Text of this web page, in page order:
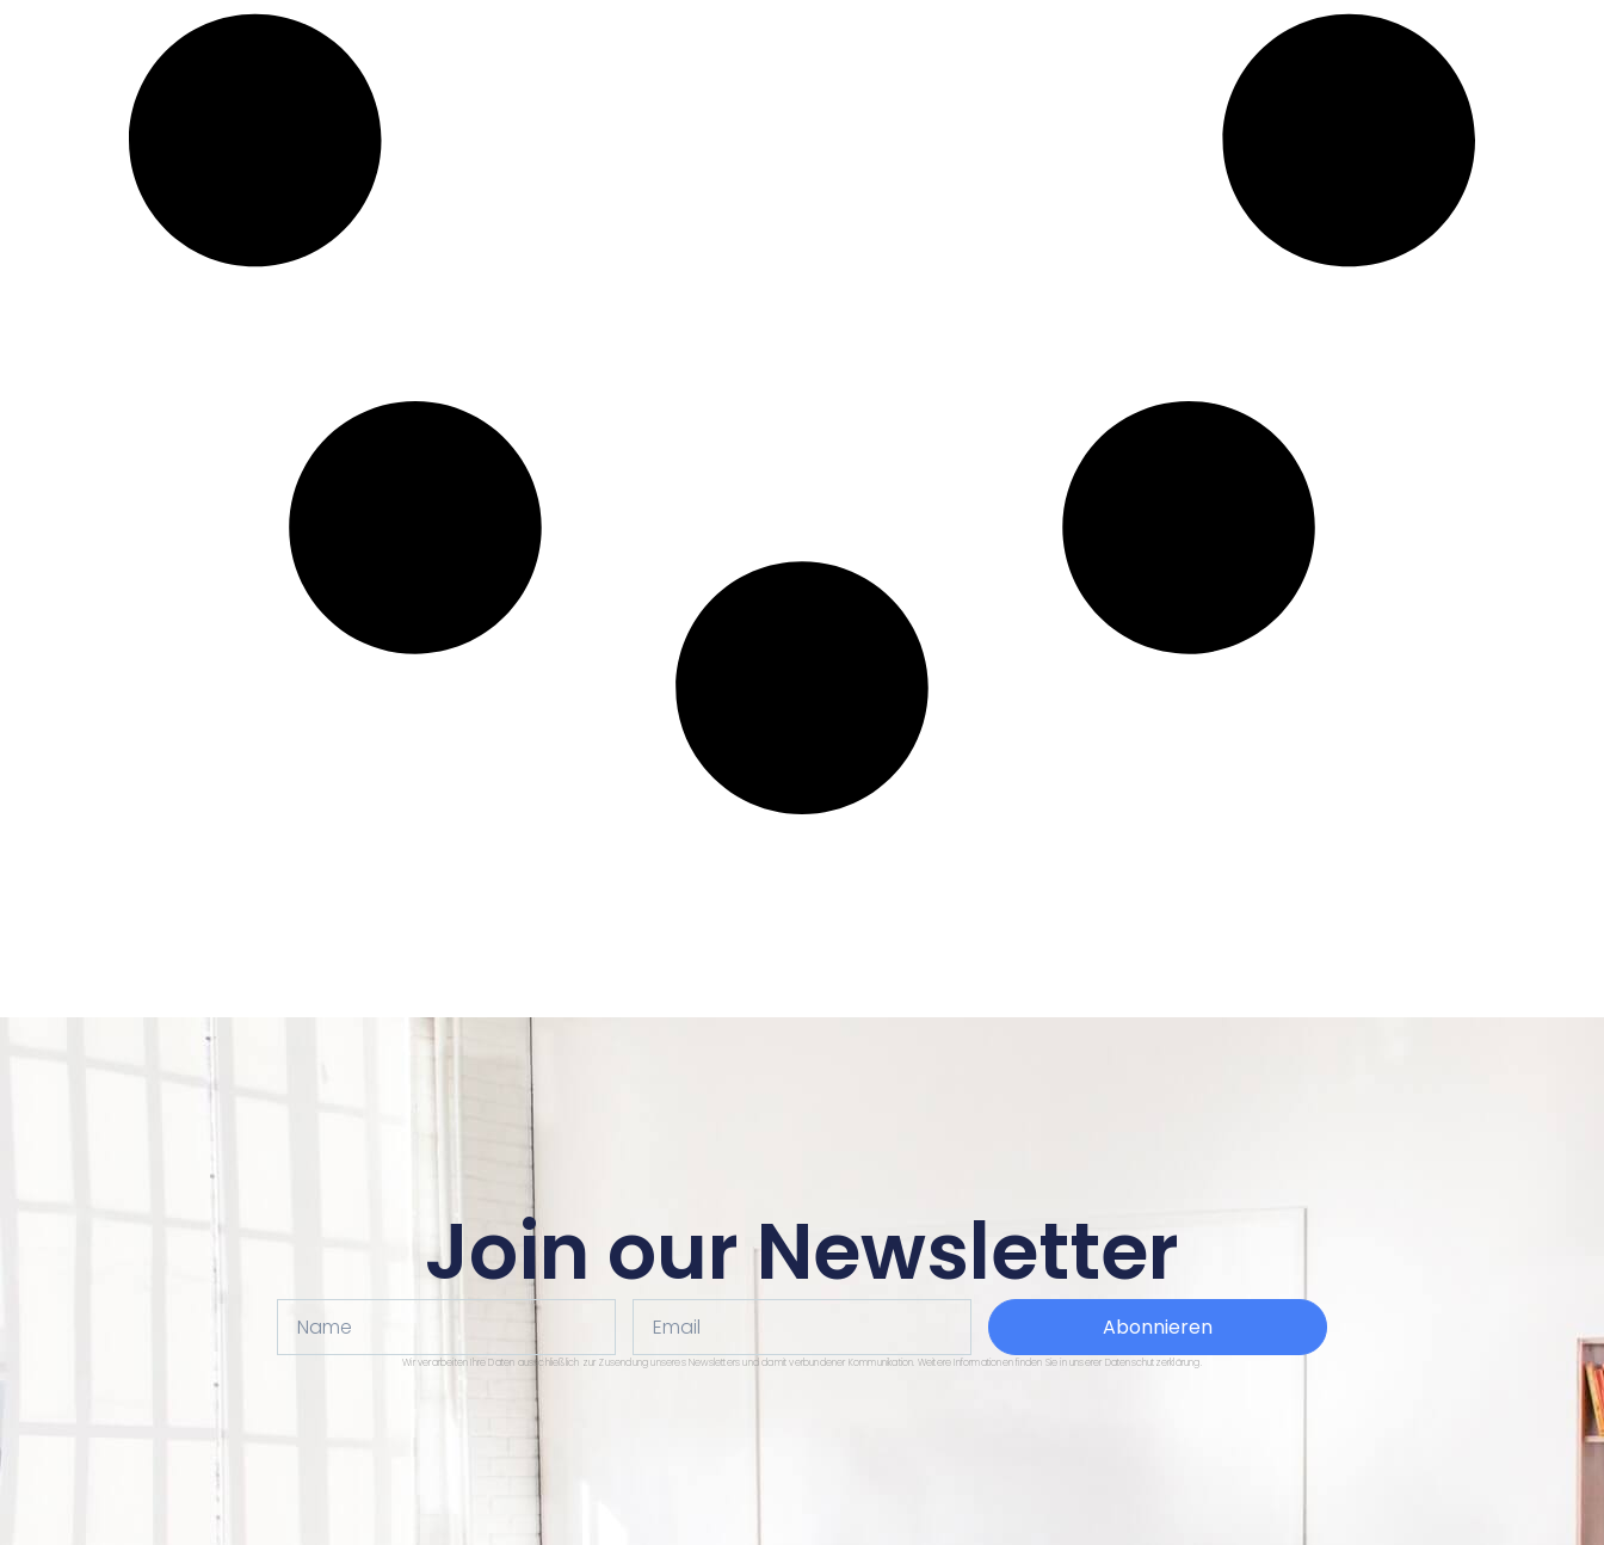
Join our Newsletter
Name Email Abonnieren
Wir verarbeiten Ihre Daten ausschließlich zur Zusendung unseres Newsletters und damit verbundener Kommunikation. Weitere Informationen finden Sie in unserer Datenschutzerklärung.